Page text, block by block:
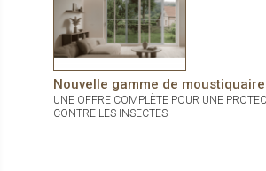
Nouvelle gamme de
UNE OFFRE COMPLÈTE POUR UNE
CONTRE LES INSECTES